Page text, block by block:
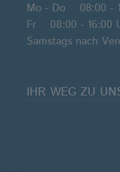
Mo - Do 08:00 -
Fr 08:00 - 16:00
Samstags nach
IHR WEG ZU